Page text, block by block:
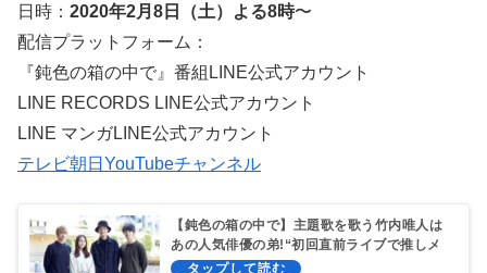
日時： 2020年2月8日（土）よる8時〜
配信プラットフォーム：
『鈍色の箱の中で』番組LINE公式アカウント
LINE RECORDS LINE公式アカウント
LINE マンガLINE公式アカウント
テレビ朝日YouTubeチャンネル
【鈍色の箱の中で】主題歌を歌う竹内唯人は
あの人気俳優の弟!“初回直前ライブで推しメ
ン発表